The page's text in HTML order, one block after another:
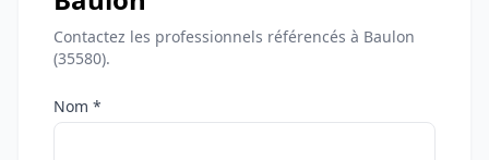
Contactez les professionnels référencés à Baulon
(35580).
Nom *